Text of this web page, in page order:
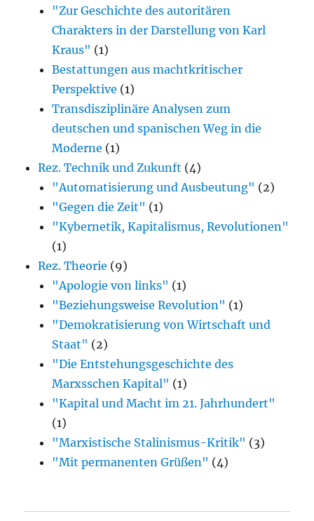
"Zur Geschichte des autoritären
Charakters in der Darstellung von Karl
Kraus" (1)
Bestattungen aus machtkritischer
Perspektive (1)
Transdisziplinäre Analysen zum
deutschen und spanischen Weg in die
Moderne (1)
Rez. Technik und Zukunft (4)
"Automatisierung und Ausbeutung" (2)
"Gegen die Zeit" (1)
"Kybernetik, Kapitalismus, Revolutionen"
(1)
Rez. Theorie (9)
"Apologie von links" (1)
"Beziehungsweise Revolution" (1)
"Demokratisierung von Wirtschaft und
Staat" (2)
"Die Entstehungsgeschichte des
Marxsschen Kapital" (1)
"Kapital und Macht im 21. Jahrhundert"
(1)
"Marxistische Stalinismus-Kritik" (3)
"Mit permanenten Grüßen" (4)